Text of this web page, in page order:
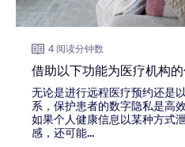
4 阅读分钟数
借助以下功能为医疗机构
无论是进行远程医疗预约还是
系，保护患者的数字隐私是高
如果个人健康信息以某种方式
感，还可能...